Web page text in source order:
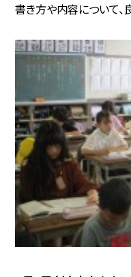
書き方や内容について、